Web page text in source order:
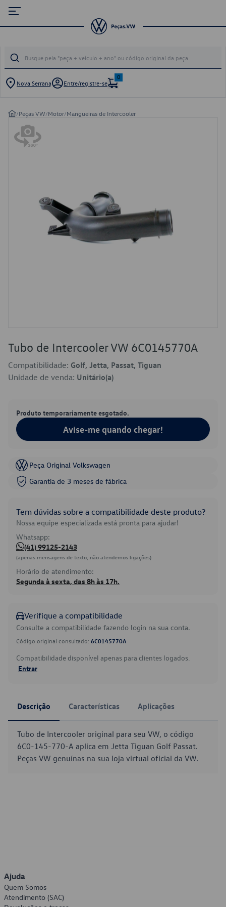
Nova Serrana Entre/registre-se
0
/Peças VW/Motor/Mangueiras de Intercooler
Tubo de Intercooler VW 6C0145770A
Compatibilidade: Golf, Jetta, Passat, Tiguan
Unidade de venda: Unitário(a)
Produto temporariamente esgotado.
Avise-me quando chegar!
Peça Original Volkswagen
Garantia de 3 meses de fábrica
Tem dúvidas sobre a compatibilidade deste produto?
Nossa equipe especializada está pronta para ajudar!
Whatsapp:
(41) 99125-2143
(apenas mensagens de texto, não atendemos ligações)
Horário de atendimento:
Segunda à sexta, das 8h às 17h.
Verifique a compatibilidade
Consulte a compatibilidade fazendo login na sua conta.
Código original consultado: 6C0145770A
Compatibilidade disponível apenas para clientes logados.
Entrar
Descrição Características Aplicações
Tubo de Intercooler original para seu VW, o código
6C0-145-770-A aplica em Jetta Tiguan Golf Passat.
Peças VW genuínas na sua loja virtual oficial da VW.
Ajuda
Quem Somos
Atendimento (SAC)